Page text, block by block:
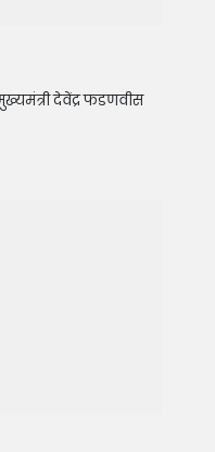
देवेंद्र फडणवीस